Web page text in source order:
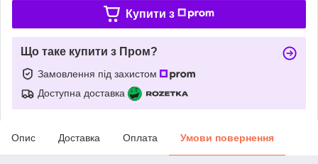
Купити з
Що таке купити з Пром?
Замовлення під захистом
Доступна доставка
Опис Доставка Оплата Умови повернення